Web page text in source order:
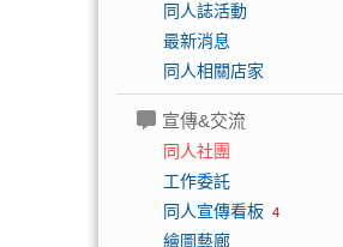
同人誌活動
最新消息
同人相關店家
宣傳&交流
同人社團
工作委託
同人宣傳看板 4
繪圖藝廊